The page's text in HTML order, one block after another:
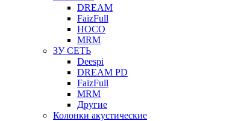
DREAM
FaizFull
HOCO
MRM
ЗУ СЕТЬ
Deespi
DREAM PD
FaizFull
MRM
Другие
Колонки акустические